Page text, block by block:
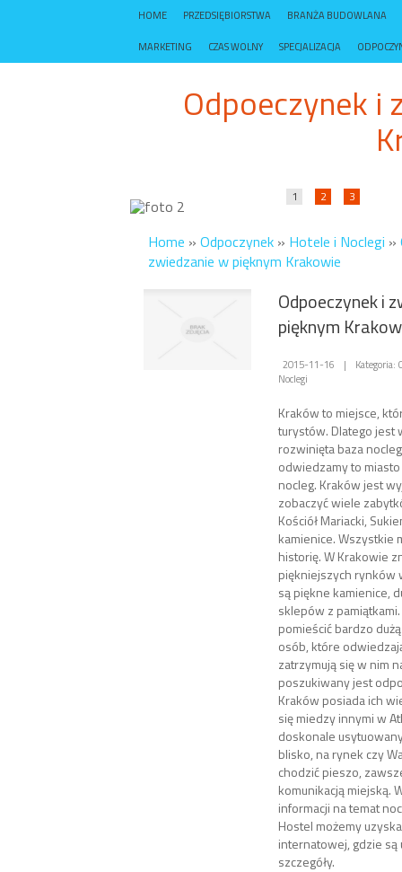
HOME PRZEDSIĘBIORSTWA BRANŻA BUDOWLANA
MARKETING CZAS WOLNY SPECJALIZACJA
Odpoeczynek i
1 2 3
Home » Odpoczynek » Hotele i Noclegi »
zwiedzanie w pięknym Krakowie
Odpoeczynek i
pięknym
2015-11-16 |
Kategoria:
Noclegi
Kraków to miejsce,
turystów. Dlatego jest
rozwinięta baza
odwiedzamy to
nocleg. Kraków jest
zobaczyć wiele
Kościół Mariacki,
kamienice. Wszystkie
historię. W Krakowie
piękniejszych rynków
są piękne kamienice,
sklepów z
pomieścić bardzo
osób, które
zatrzymują się w nim
poszukiwany jest
Kraków posiada ich
się miedzy innymi w
doskonale
blisko, na rynek czy
chodzić pieszo,
komunikacją miejską.
informacji na temat
Hostel możemy
internatowej, gdzie
szczegóły.